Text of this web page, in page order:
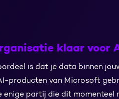
klaar voor
is dat je data binnen
producten van Microsoft
enige partij die dit momenteel